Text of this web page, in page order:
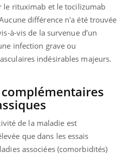
le rituximab et le tocilizumab
différence n'a été trouvée
à-vis de la survenue d’un
infection grave ou
indésirables majeurs.
de la maladie est
que dans les essais
associées (comorbidités)